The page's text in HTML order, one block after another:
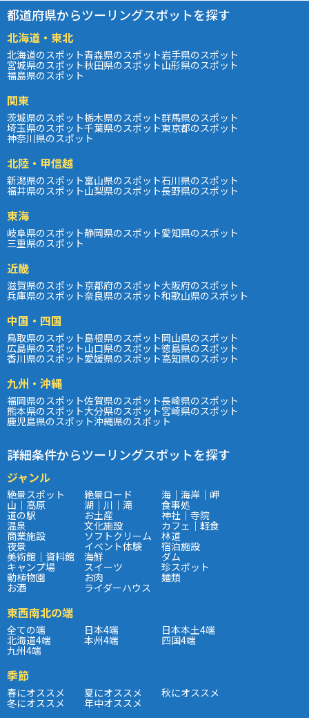
都道府県からツーリングスポットを探す
北海道・東北
北海道のスポット青森県のスポット岩手県のスポット
宮城県のスポット秋田県のスポット山形県のスポット
福島県のスポット
関東
茨城県のスポット栃木県のスポット群馬県のスポット
埼玉県のスポット千葉県のスポット東京都のスポット
神奈川県のスポット
北陸・甲信越
新潟県のスポット富山県のスポット石川県のスポット
福井県のスポット山梨県のスポット長野県のスポット
東海
岐阜県のスポット静岡県のスポット愛知県のスポット
三重県のスポット
近畿
滋賀県のスポット京都府のスポット大阪府のスポット
兵庫県のスポット奈良県のスポット和歌山県のスポット
中国・四国
鳥取県のスポット島根県のスポット岡山県のスポット
広島県のスポット山口県のスポット徳島県のスポット
香川県のスポット愛媛県のスポット高知県のスポット
九州・沖縄
福岡県のスポット佐賀県のスポット長崎県のスポット
熊本県のスポット大分県のスポット宮崎県のスポット
鹿児島県のスポット沖縄県のスポット
詳細条件からツーリングスポットを探す
ジャンル
絶景スポット 絶景ロード 海｜海岸｜岬
山｜高原 湖｜川｜滝 食事処
道の駅 お土産 神社｜寺院
温泉 文化施設 カフェ｜軽食
商業施設 ソフトクリーム 林道
夜景 イベント体験 宿泊施設
美術館｜資料館 海鮮 ダム
キャンプ場 スイーツ 珍スポット
動植物園 お肉 麺類
お酒 ライダーハウス
東西南北の端
全ての端 日本4端 日本本土4端
北海道4端 本州4端 四国4端
九州4端
季節
春にオススメ 夏にオススメ 秋にオススメ
冬にオススメ 年中オススメ